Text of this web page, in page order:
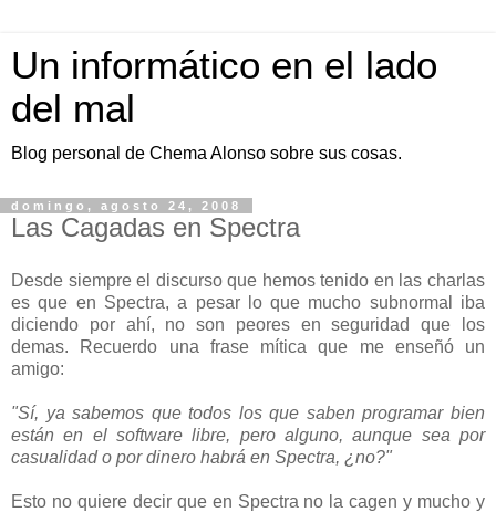
Un informático en el lado
del mal
Blog personal de Chema Alonso sobre sus cosas.
domingo, agosto 24, 2008
Las Cagadas en Spectra
Desde siempre el discurso que hemos tenido en las charlas
es que en Spectra, a pesar lo que mucho subnormal iba
diciendo por ahí, no son peores en seguridad que los
demas. Recuerdo una frase mítica que me enseñó un
amigo:
"Sí, ya sabemos que todos los que saben programar bien
están en el software libre, pero alguno, aunque sea por
casualidad o por dinero habrá en Spectra, ¿no?"
Esto no quiere decir que en Spectra no la cagen y mucho y